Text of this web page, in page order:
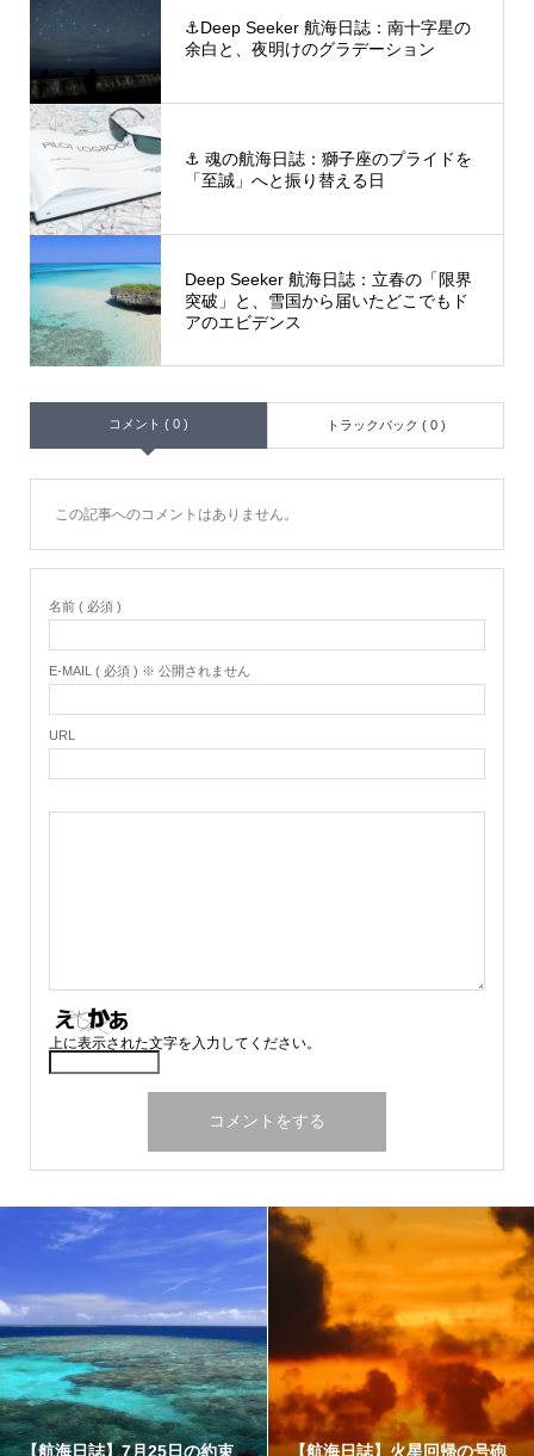
⚓Deep Seeker 航海日誌：南十字星の
余白と、夜明けのグラデーション
⚓️ 魂の航海日誌：獅子座のプライドを
「至誠」へと振り替える日
Deep Seeker 航海日誌：立春の「限界
突破」と、雪国から届いたどこでもド
アのエビデンス
コメント ( 0 ) トラックバック ( 0 )
この記事へのコメントはありません。
名前 ( 必須 )
E-MAIL ( 必須 ) ※ 公開されません
URL
上に表示された文字を入力してください。
【航海日誌】7月25日の約束 【航海日誌】火星回帰の号砲